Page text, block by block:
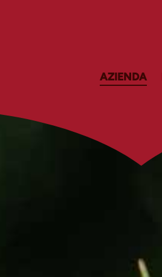
AZIENDA